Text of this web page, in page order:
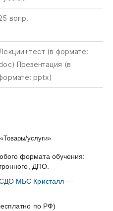
вопр.
(в формате:
Презентация (в
pptx)
услуги»
формата обучения:
ДПО.
МБС Кристалл—
по РФ)